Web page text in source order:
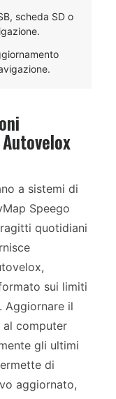
scheda SD o
a sistemi di
Speego
quotidiani
sui limiti
Aggiornare il
computer
gli ultimi
di
aggiornato,